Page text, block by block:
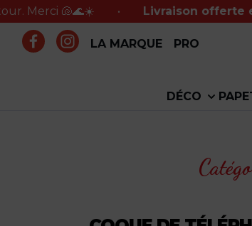
🐚🌊☀️ • Livraison offerte en point
LA MARQUE PRO
DÉCO